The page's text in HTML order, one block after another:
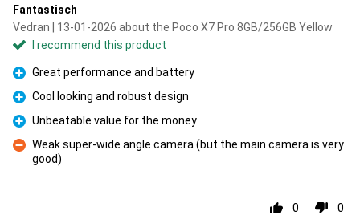
Fantastisch
Vedran | 13-01-2026 about the Poco X7 Pro 8GB/256GB Yellow
I recommend this product
Pro
Great performance and battery
Pro
Cool looking and robust design
Pro
Unbeatable value for the money
Con
Weak super-wide angle camera (but the main camera is very
good)
0 0